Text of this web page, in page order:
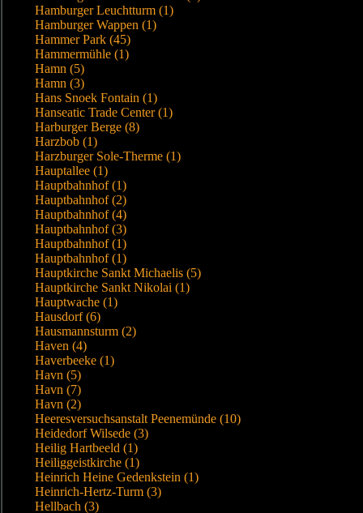
Hamburger Leuchtturm (1)
Hamburger Wappen (1)
Hammer Park (45)
Hammermühle (1)
Hamn (5)
Hamn (3)
Hans Snoek Fontain (1)
Hanseatic Trade Center (1)
Harburger Berge (8)
Harzbob (1)
Harzburger Sole-Therme (1)
Hauptallee (1)
Hauptbahnhof (1)
Hauptbahnhof (2)
Hauptbahnhof (4)
Hauptbahnhof (3)
Hauptbahnhof (1)
Hauptbahnhof (1)
Hauptkirche Sankt Michaelis (5)
Hauptkirche Sankt Nikolai (1)
Hauptwache (1)
Hausdorf (6)
Hausmannsturm (2)
Haven (4)
Haverbeeke (1)
Havn (5)
Havn (7)
Havn (2)
Heeresversuchsanstalt Peenemünde (10)
Heidedorf Wilsede (3)
Heilig Hartbeeld (1)
Heiliggeistkirche (1)
Heinrich Heine Gedenkstein (1)
Heinrich-Hertz-Turm (3)
Hellbach (3)